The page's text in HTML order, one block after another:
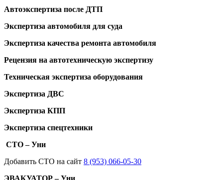
Автоэкспертиза после ДТП
Экспертиза автомобиля для суда
Экспертиза качества ремонта автомобиля
Рецензия на автотехническую экспертизу
Техническая экспертиза оборудования
Экспертиза ДВС
Экспертиза КПП
Экспертиза спецтехники
СТО – Уни
Добавить СТО на сайт 8 (953) 066-05-30
ЭВАКУАТОР – Уни